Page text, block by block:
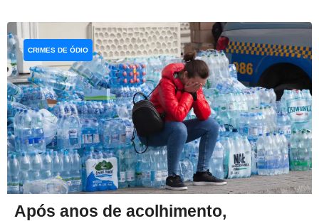
Após anos de acolhimento,
CRIMES DE ÓDIO